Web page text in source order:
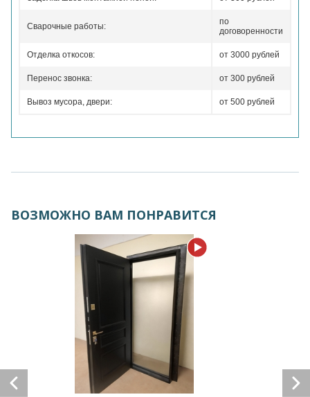
Сварочные работы:
по
договоренности
Отделка откосов: от 3000 рублей
Перенос звонка: от 300 рублей
Вывоз мусора, двери: от 500 рублей
ВОЗМОЖНО ВАМ ПОНРАВИТСЯ